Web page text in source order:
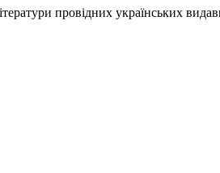
провідних українських